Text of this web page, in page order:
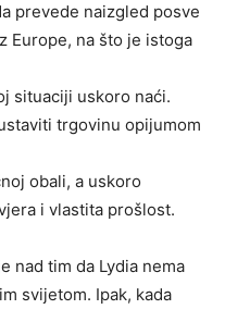
prevede naizgled posve
Europe, na što je istoga
situaciji uskoro naći.
trgovinu opijumom
obali, a uskoro
i vlastita prošlost.
nad tim da Lydia nema
svijetom. Ipak, kada